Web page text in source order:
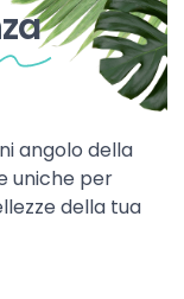
angolo della
uniche per
della tua